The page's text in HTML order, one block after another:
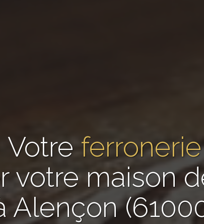
Votre ferronerie
votre maison
Alençon